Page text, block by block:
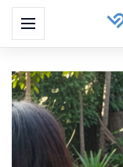
Menu